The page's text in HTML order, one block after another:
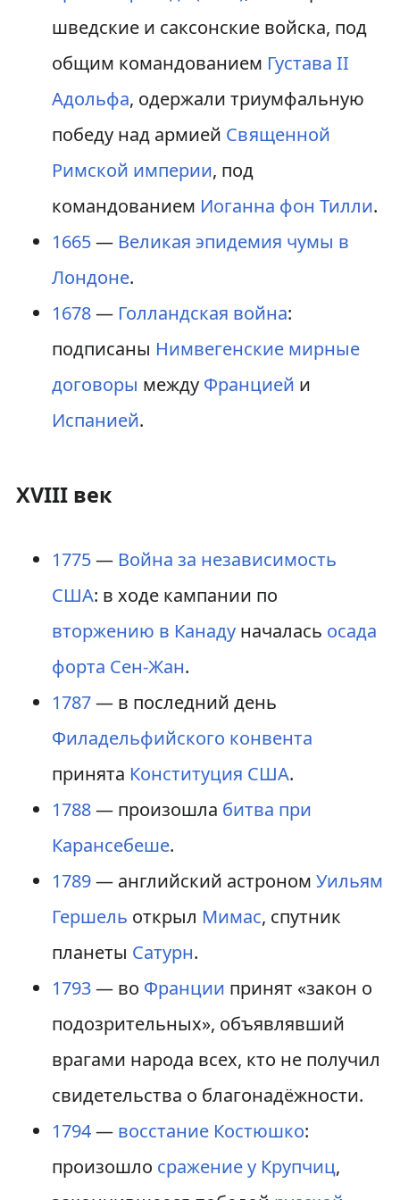
шведские и саксонские войска, под
общим командованием Густава II
Адольфа, одержали триумфальную
победу над армией Священной
Римской империи, под
командованием Иоганна фон Тилли.
1665— Великая эпидемия чумы в
Лондоне.
1678— Голландская война:
подписаны Нимвегенские мирные
договоры между Францией и
Испанией.
XVIII век
1775— Война за независимость
США: в ходе кампании по
вторжению в Канадуначалась осада
форта Сен-Жан.
1787— в последний день
Филадельфийского конвента
принята Конституция США.
1788— произошла битва при
Карансебеше.
1789— английский астроном Уильям
Гершель открыл Мимас, спутник
планеты Сатурн.
1793— во Франции принят «закон о
подозрительных», объявлявший
врагами народа всех, кто не получил
свидетельства о благонадёжности.
1794— восстание Костюшко:
произошло сражение у Крупчиц,